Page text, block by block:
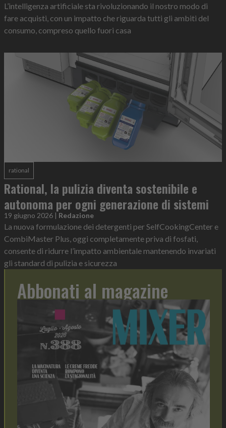
L’intelligenza artificiale sta rivoluzionando il nostro modo di
fare acquisti, con un impatto che riguarda tutti gli ambiti del
consumo, compreso quello fuori casa
rational
Rational, la pulizia diventa sostenibile e
autonoma per ogni generazione di sistemi
19 giugno 2026 | Redazione
La nuova formulazione dei detergenti per SelfCookingCenter e
CombiMaster Plus, oggi completamente priva di fosfati,
consente di ridurre l’impatto ambientale mantenendo invariati
gli standard di pulizia e sicurezza
Abbonati al magazine